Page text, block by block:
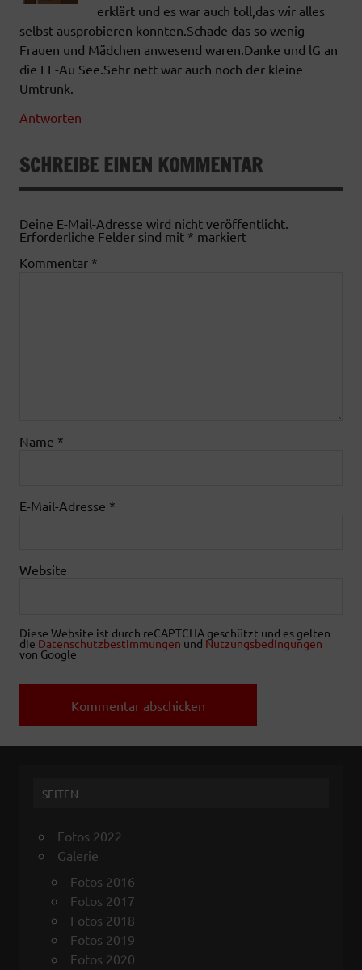
erklärt und es war auch toll,das wir alles
selbst ausprobieren konnten.Schade das so wenig
Frauen und Mädchen anwesend waren.Danke und lG an
die FF-Au See.Sehr nett war auch noch der kleine
Umtrunk.
Antworten
SCHREIBE EINEN KOMMENTAR
Deine E-Mail-Adresse wird nicht veröffentlicht.
Erforderliche Felder sind mit * markiert
Kommentar *
Name *
E-Mail-Adresse *
Website
Diese Website ist durch reCAPTCHA geschützt und es gelten
die Datenschutzbestimmungen und Nutzungsbedingungen
von Google
SEITEN
Fotos 2022
Galerie
Fotos 2016
Fotos 2017
Fotos 2018
Fotos 2019
Fotos 2020